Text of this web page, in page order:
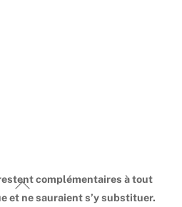
complémentaires à tout
et ne sauraient s’y substituer.
Back
To